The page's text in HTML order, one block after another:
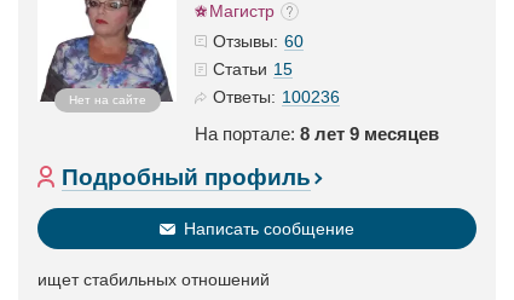
Нет на сайте
Магистр
Отзывы: 60
Статьи 15
Ответы: 100236
На портале: 8 лет 9 месяцев
Подробный профиль
Написать сообщение
ищет стабильных отношений